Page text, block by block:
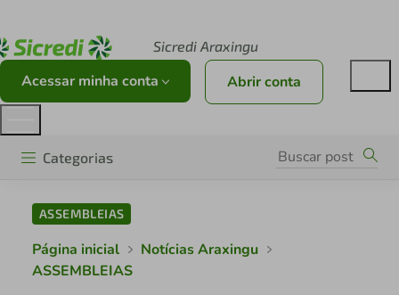
Sicredi Araxingu
Acessar minha conta Abrir conta
Categorias
ASSEMBLEIAS
Página inicial
Notícias Araxingu
ASSEMBLEIAS